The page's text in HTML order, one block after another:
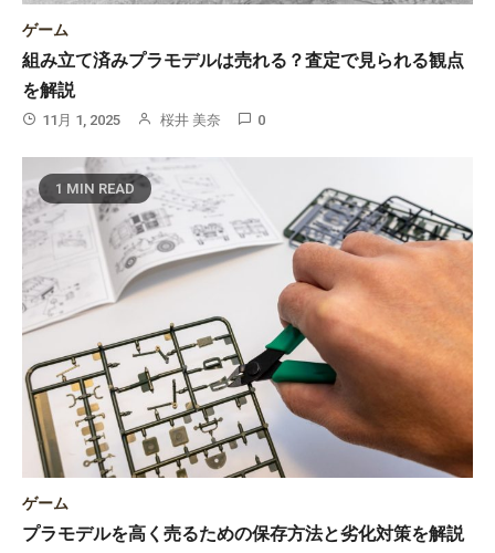
ゲーム
組み立て済みプラモデルは売れる？査定で見られる観点
を解説
11月 1, 2025 桜井 美奈 0
1 MIN READ
ゲーム
プラモデルを高く売るための保存方法と劣化対策を解説